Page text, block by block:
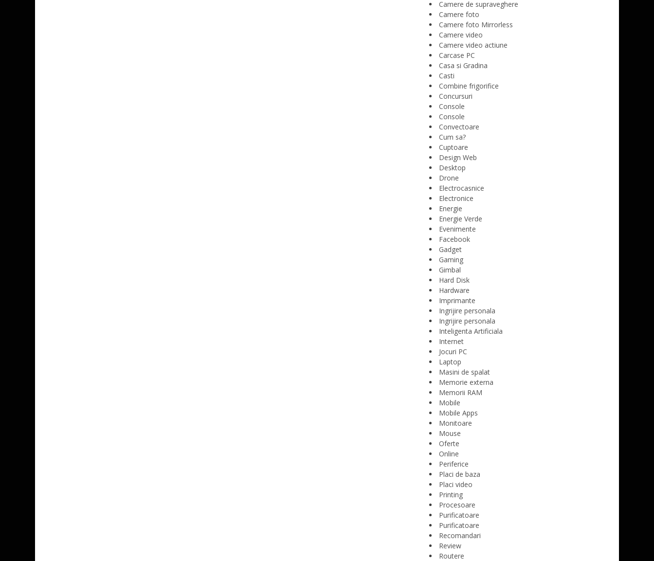
Camere de supraveghere
Camere foto
Camere foto Mirrorless
Camere video
Camere video actiune
Carcase PC
Casa si Gradina
Casti
Combine frigorifice
Concursuri
Console
Console
Convectoare
Cum sa?
Cuptoare
Design Web
Desktop
Drone
Electrocasnice
Electronice
Energie
Energie Verde
Evenimente
Facebook
Gadget
Gaming
Gimbal
Hard Disk
Hardware
Imprimante
Ingrijire personala
Ingrijire personala
Inteligenta Artificiala
Internet
Jocuri PC
Laptop
Masini de spalat
Memorie externa
Memorii RAM
Mobile
Mobile Apps
Monitoare
Mouse
Oferte
Online
Periferice
Placi de baza
Placi video
Printing
Procesoare
Purificatoare
Purificatoare
Recomandari
Review
Routere